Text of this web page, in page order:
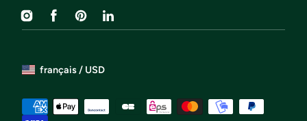
InstagramFacebookPinterestLiendin
français / USD
Méthodes
de